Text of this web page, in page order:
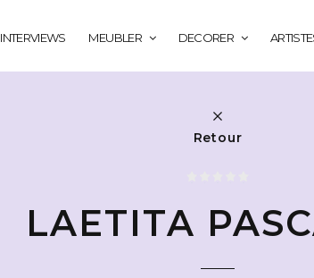
INTERVIEWS MEUBLER DECORER
Retour
LAETITA